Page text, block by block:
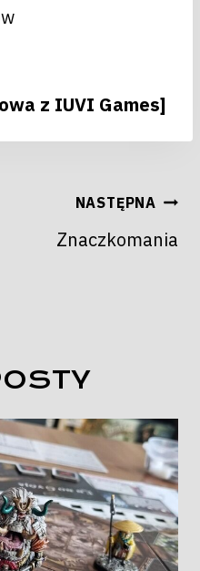
z IUVI Games]
NASTĘPNA
Znaczkomania